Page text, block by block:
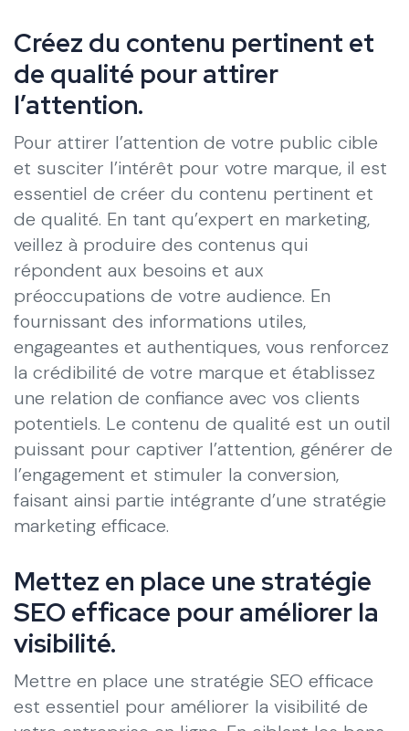
Créez du contenu pertinent et
de qualité pour attirer
l’attention.
Pour attirer l’attention de votre public cible
et susciter l’intérêt pour votre marque, il est
essentiel de créer du contenu pertinent et
de qualité. En tant qu’expert en marketing,
veillez à produire des contenus qui
répondent aux besoins et aux
préoccupations de votre audience. En
fournissant des informations utiles,
engageantes et authentiques, vous renforcez
la crédibilité de votre marque et établissez
une relation de confiance avec vos clients
potentiels. Le contenu de qualité est un outil
puissant pour captiver l’attention, générer de
l’engagement et stimuler la conversion,
faisant ainsi partie intégrante d’une stratégie
marketing efficace.
Mettez en place une stratégie
SEO efficace pour améliorer la
visibilité.
Mettre en place une stratégie SEO efficace
est essentiel pour améliorer la visibilité de